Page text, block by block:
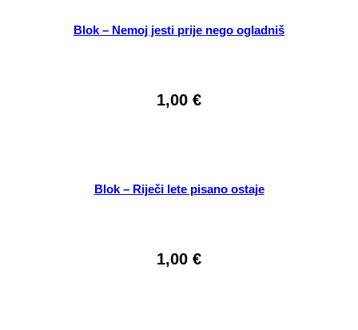
Blok – Nemoj jesti prije nego ogladniš
1,00 €
Blok – Riječi lete pisano ostaje
1,00 €